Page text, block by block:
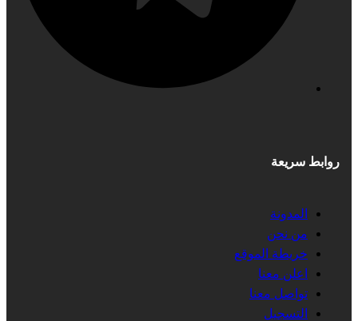
روابط سريعة
المدونة
من نحن
خريطة الموقع
اعلن معنا
تواصل معنا
التسجيل